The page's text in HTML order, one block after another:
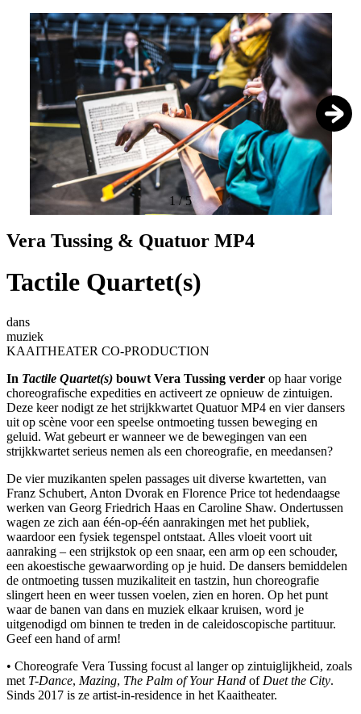
1 /5
Vera Tussing & Quatuor MP4
Tactile Quartet(s)
dans
muziek
KAAITHEATER CO-PRODUCTION
In Tactile Quartet(s) bouwt Vera Tussing verder op haar vorige
choreografische expedities en activeert ze opnieuw de zintuigen.
Deze keer nodigt ze het strijkkwartet Quatuor MP4 en vier dansers
uit op scène voor een speelse ontmoeting tussen beweging en
geluid. Wat gebeurt er wanneer we de bewegingen van een
strijkkwartet serieus nemen als een choreografie, en meedansen?
De vier muzikanten spelen passages uit diverse kwartetten, van
Franz Schubert, Anton Dvorak en Florence Price tot hedendaagse
werken van Georg Friedrich Haas en Caroline Shaw. Ondertussen
wagen ze zich aan één-op-één aanrakingen met het publiek,
waardoor een fysiek tegenspel ontstaat. Alles vloeit voort uit
aanraking – een strijkstok op een snaar, een arm op een schouder,
een akoestische gewaarwording op je huid. De dansers bemiddelen
de ontmoeting tussen muzikaliteit en tastzin, hun choreografie
slingert heen en weer tussen voelen, zien en horen. Op het punt
waar de banen van dans en muziek elkaar kruisen, word je
uitgenodigd om binnen te treden in de caleidoscopische partituur.
Geef een hand of arm!
• Choreografe Vera Tussing focust al langer op zintuiglijkheid, zoals
met T-Dance, Mazing, The Palm of Your Hand of Duet the City.
Sinds 2017 is ze artist-in-residence in het Kaaitheater.